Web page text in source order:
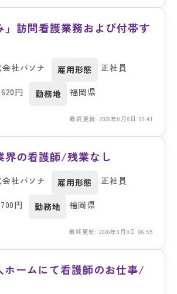
」訪問看護業務および付帯す
社パソナ 雇用形態 正社員
円 勤務地 福岡県
最終更新: 2026年8月8日 09:41
界の看護師/残業なし
社パソナ 雇用形態 正社員
円 勤務地 福岡県
最終更新: 2026年8月8日 06:55
ホームにて看護師のお仕事/